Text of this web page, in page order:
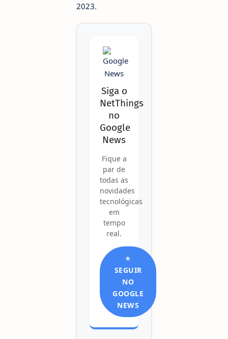
2023.
Siga o
NetThings
no
Google
News
Fique a
par de
todas as
novidades
tecnológicas
em
tempo
real.
⭐
SEGUIR
NO
GOOGLE
NEWS